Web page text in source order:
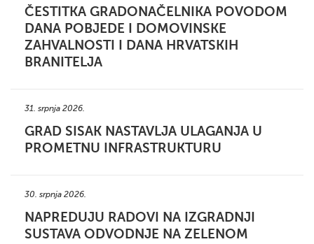
ČESTITKA GRADONAČELNIKA POVODOM
DANA POBJEDE I DOMOVINSKE
ZAHVALNOSTI I DANA HRVATSKIH
BRANITELJA
31. srpnja 2026.
GRAD SISAK NASTAVLJA ULAGANJA U
PROMETNU INFRASTRUKTURU
30. srpnja 2026.
NAPREDUJU RADOVI NA IZGRADNJI
SUSTAVA ODVODNJE NA ZELENOM